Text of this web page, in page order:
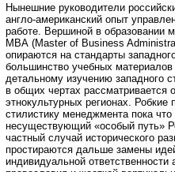
Нынешние руководители
англо-американский опыт
работе. Вершиной в образовании
МВА (Master of Business
опираются на стандарты
большинство учебных
детальному изучению западного
в общих чертах рассматривается
этнокультурных регионах. Робкие
стилистику менеджмента пока
несуществующий «особый путь»
частный случай исторического
простираются дальше замены
индивидуальной